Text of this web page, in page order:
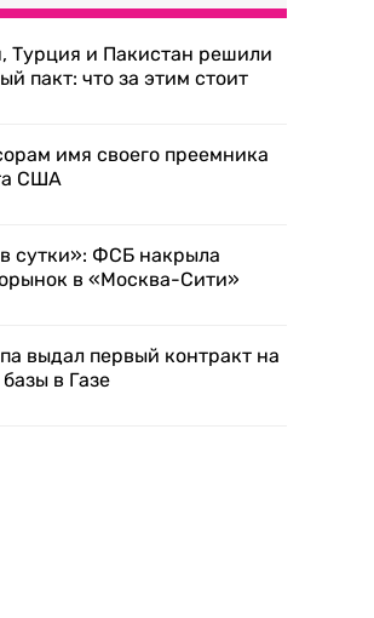
Турция и Пакистан решили
пакт: что за этим стоит
имя своего преемника
США
сутки»: ФСБ накрыла
в «Москва-Сити»
выдал первый контракт на
в Газе